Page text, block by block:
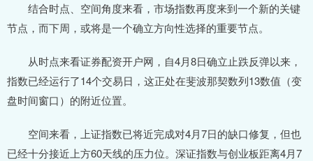
结合时点、空间角度来看，市场指数再度来到一个新的关键
节点，而下周，或将是一个确立方向性选择的重要节点。
从时点来看证券配资开户网，自4月8日确立止跌反弹以来，
指数已经运行了14个交易日，这正处在斐波那契数列13数值（变
盘时间窗口）的附近位置。
空间来看，上证指数已将近完成对4月7日的缺口修复，但也
已经十分接近上方60天线的压力位。深证指数与创业板距离4月7